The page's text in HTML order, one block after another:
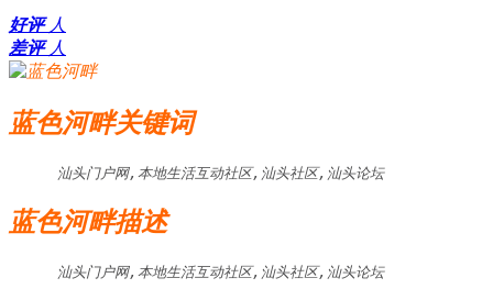
好评 人
差评 人
蓝色河畔关键词
汕头门户网,本地生活互动社区,汕头社区,汕头论坛
蓝色河畔描述
汕头门户网,本地生活互动社区,汕头社区,汕头论坛